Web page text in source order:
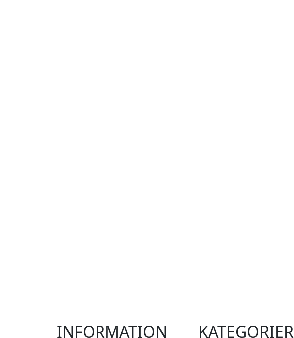
INFORMATION KATEGORIER